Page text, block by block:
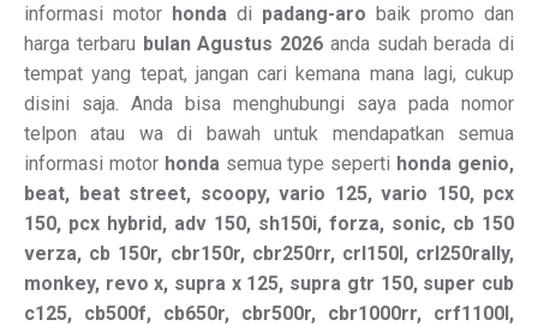
informasi motor honda di padang-aro baik promo dan
harga terbaru bulan Agustus 2026 anda sudah berada di
tempat yang tepat, jangan cari kemana mana lagi, cukup
disini saja. Anda bisa menghubungi saya pada nomor
telpon atau wa di bawah untuk mendapatkan semua
informasi motor hondasemua type seperti honda genio,
beat, beat street, scoopy, vario 125, vario 150, pcx
150, pcx hybrid, adv 150, sh150i, forza, sonic, cb 150
verza, cb 150r, cbr150r, cbr250rr, crl150l, crl250rally,
monkey, revo x, supra x 125, supra gtr 150, super cub
c125, cb500f, cb650r, cbr500r, cbr1000rr, crf1100l,